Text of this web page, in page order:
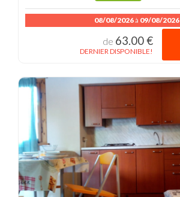
08/08/2026à 09/08/2026
de 63.00 €
DERNIER DISPONIBLE!